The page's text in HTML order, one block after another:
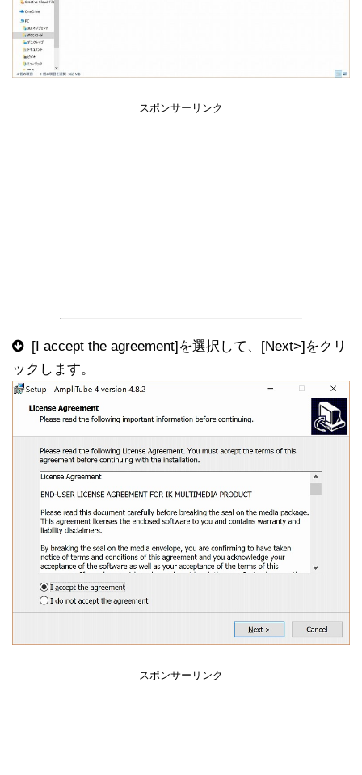
スポンサーリンク
[I accept the agreement]を選択して、[Next>]をクリ
ックします。
スポンサーリンク